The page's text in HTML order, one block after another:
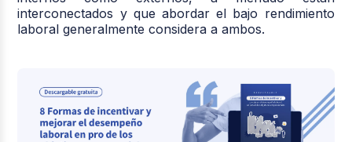
interconectados y que abordar el bajo rendimiento
laboral generalmente considera a ambos.